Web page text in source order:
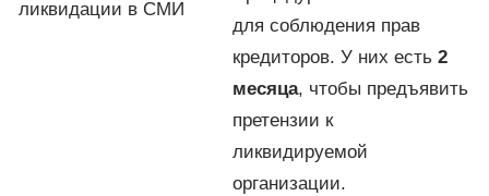
ликвидации в СМИ
для соблюдения прав
кредиторов. У них есть 2
месяца, чтобы предъявить
претензии к
ликвидируемой
организации.